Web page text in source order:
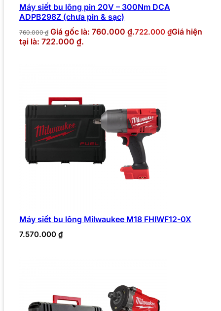
Máy siết bu lông pin 20V – 300Nm DCA
ADPB298Z (chưa pin & sạc)
760.000₫ Giá gốc là: 760.000 ₫.722.000 ₫Giá hiện
tại là: 722.000 ₫.
Máy siết bu lông Milwaukee M18 FHIWF12-0X
7.570.000 ₫